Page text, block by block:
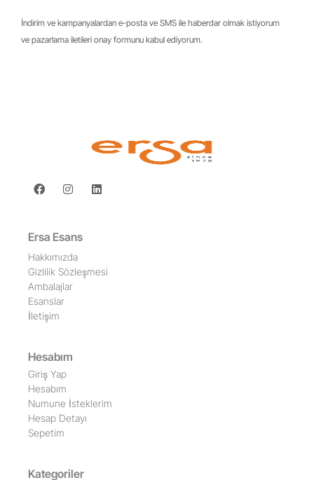
İndirim ve kampanyalardan e-posta ve SMS ile haberdar olmak istiyorum
ve pazarlama iletileri onay formunu kabul ediyorum.
Ersa Esans
Hakkımızda
Gizlilik Sözleşmesi
Ambalajlar
Esanslar
İletişim
Hesabım
Giriş Yap
Hesabım
Numune İsteklerim
Hesap Detayı
Sepetim
Kategoriler